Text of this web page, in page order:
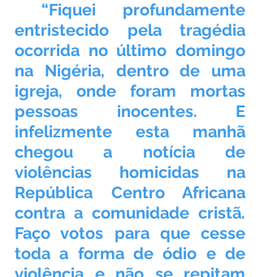
entristecido pela tragédia
ocorrida no último domingo
na Nigéria, dentro de uma
igreja, onde foram mortas
pessoas inocentes. E
infelizmente esta manhã
chegou a notícia de
violências homicidas na
República Centro Africana
contra a comunidade cristã.
Faço votos para que cesse
toda a forma de ódio e de